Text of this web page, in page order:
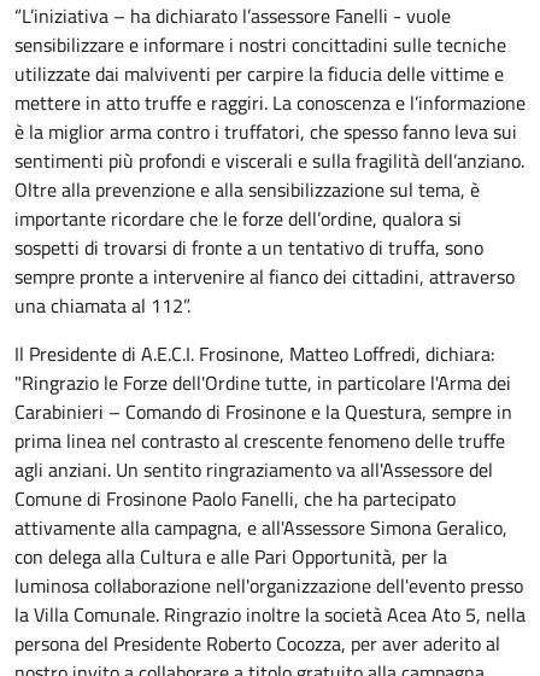
“L’iniziativa – ha dichiarato l’assessore Fanelli - vuole
sensibilizzare e informare i nostri concittadini sulle tecniche
utilizzate dai malviventi per carpire la fiducia delle vittime e
mettere in atto truffe e raggiri. La conoscenza e l’informazione
è la miglior arma contro i truffatori, che spesso fanno leva sui
sentimenti più profondi e viscerali e sulla fragilità dell’anziano.
Oltre alla prevenzione e alla sensibilizzazione sul tema, è
importante ricordare che le forze dell’ordine, qualora si
sospetti di trovarsi di fronte a un tentativo di truffa, sono
sempre pronte a intervenire al fianco dei cittadini, attraverso
una chiamata al 112”.
Il Presidente di A.E.C.I. Frosinone, Matteo Loffredi, dichiara:
"Ringrazio le Forze dell'Ordine tutte, in particolare l'Arma dei
Carabinieri – Comando di Frosinone e la Questura, sempre in
prima linea nel contrasto al crescente fenomeno delle truffe
agli anziani. Un sentito ringraziamento va all'Assessore del
Comune di Frosinone Paolo Fanelli, che ha partecipato
attivamente alla campagna, e all'Assessore Simona Geralico,
con delega alla Cultura e alle Pari Opportunità, per la
luminosa collaborazione nell'organizzazione dell'evento presso
la Villa Comunale. Ringrazio inoltre la società Acea Ato 5, nella
persona del Presidente Roberto Cocozza, per aver aderito al